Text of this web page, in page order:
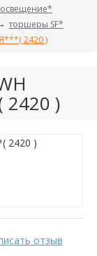
торшеры SF*
2420 )
)
отзыв